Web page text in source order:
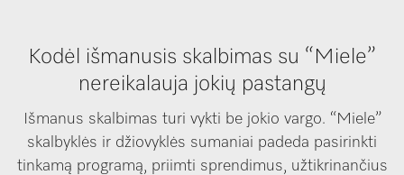
Kodėl išmanusis skalbimas su “Miele”
nereikalauja jokių pastangų
Išmanus skalbimas turi vykti be jokio vargo. “Miele”
skalbyklės ir džiovyklės sumaniai padeda pasirinkti
tinkamą programą, priimti sprendimus, užtikrinančius